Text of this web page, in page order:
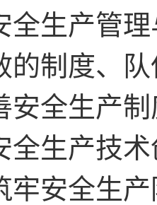
全生产管
的制度、
安全生产
全生产技
牢安全生